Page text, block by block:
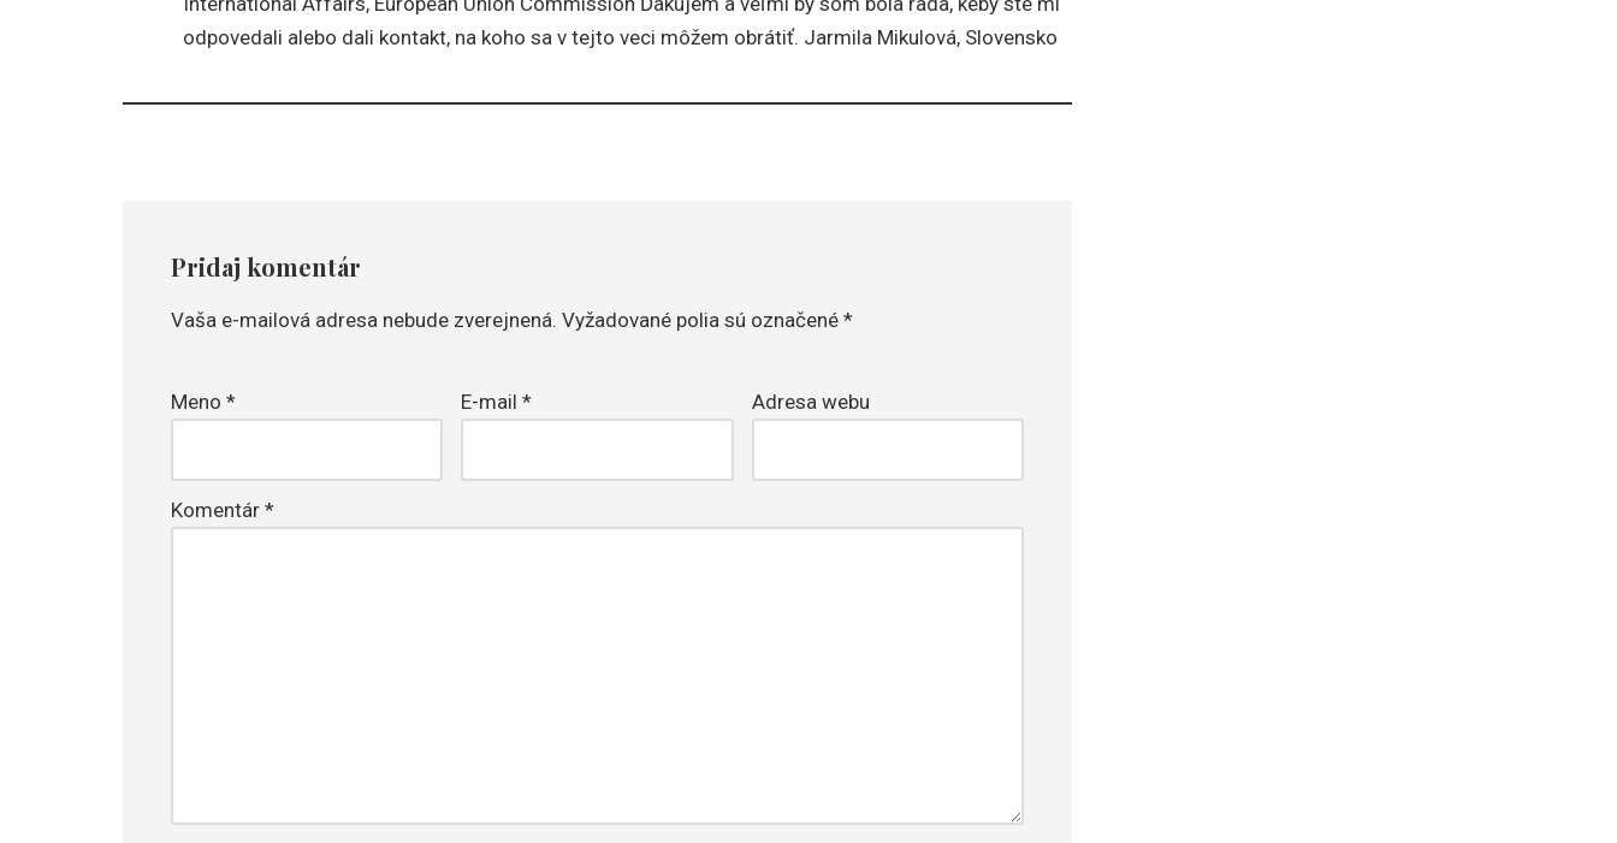
odpovedali alebo dali kontakt, na koho sa v tejto veci môžem obrátiť. Jarmila Mikulová, Slovensko
Pridaj komentár
Vaša e-mailová adresa nebude zverejnená. Vyžadované polia sú označené *
Meno * E-mail* Adresa webu
Komentár *